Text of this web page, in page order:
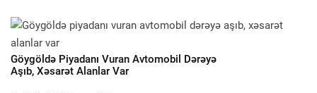
Göygöldə Piyadanı Vuran Avtomobil Dərəyə
Aşıb, Xəsarət Alanlar Var